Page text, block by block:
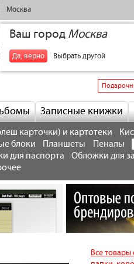
Москва
Ваш город Москва
Да, верно Выбрать другой
Записные книжки
карточки) и картотеки
блоки Планшеты Пеналы
для паспорта
Обложки для
Все